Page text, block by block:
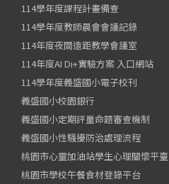
114學年度課程計畫備查
114學年度教師晨會會議記錄
114年度夜間遠距教學會議室
114年度AI Di+實驗方案 入口網站
114學年度義盛國小電子校刊
義盛國小校園銀行
義盛國小定期評量命題審查機制
義盛國小性騷擾防治處理流程
桃園市心靈加油站學生心理關懷平臺
桃園市學校午餐食材登錄平台